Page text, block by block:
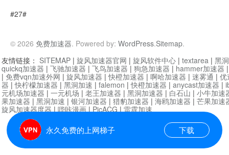
#27#
© 2026 免费加速器. Powered by: WordPress.Sitemap.
永久免费的上网梯子 下载
友情链接： SITEMAP | 旋风加速器官网 | 旋风软件中心 | textarea | 黑
quickq加速器 | 飞驰加速器 | 飞鸟加速器 | 狗急加速器 | hammer加速器
| 免费vqn加速外网 | 旋风加速器 |快橙加速器 | 啊哈加速器 | 迷雾通 | 优
器 |快柠檬加速器 | 黑洞加速 | falemon |快橙加速器 | anycast加速器 |
元机场加速器 | 一元机场 | 老王加速器 | 黑洞加速器 | 白石山 | 小牛加速
果加速器 | 黑洞加速 | 银河加速器 | 猎豹加速器 | 海鸥加速器 | 芒果加速
旋风加速器度器|哔咔漫画|PicACG|雷霆加速